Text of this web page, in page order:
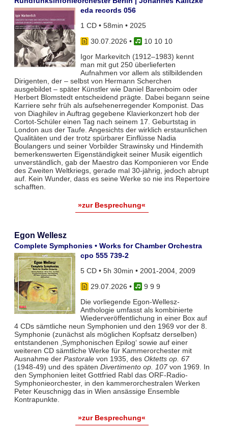
eda records 056
1 CD • 58min • 2025
30.07.2026 •
10 10 10
Igor Markevitch (1912–1983) kennt
man mit gut 250 überlieferten
Aufnahmen vor allem als stilbildenden
Dirigenten, der – selbst von Hermann Scherchen
ausgebildet – später Künstler wie Daniel Barenboim oder
Herbert Blomstedt entscheidend prägte. Dabei begann seine
Karriere sehr früh als aufsehenerregender Komponist. Das
von Diaghilev in Auftrag gegebene Klavierkonzert hob der
Cortot-Schüler einen Tag nach seinem 17. Geburtstag in
London aus der Taufe. Angesichts der wirklich erstaunlichen
Qualitäten und der trotz spürbarer Einflüsse Nadia
Boulangers und seiner Vorbilder Strawinsky und Hindemith
bemerkenswerten Eigenständigkeit seiner Musik eigentlich
unverständlich, gab der Maestro das Komponieren vor Ende
des Zweiten Weltkriegs, gerade mal 30-jährig, jedoch abrupt
auf. Kein Wunder, dass es seine Werke so nie ins Repertoire
schafften.
»zur Besprechung«
Egon Wellesz
Complete Symphonies • Works for Chamber Orchestra
cpo 555 739-2
5 CD • 5h 30min • 2001-2004, 2009
29.07.2026 •
9 9 9
Die vorliegende Egon-Wellesz-
Anthologie umfasst als kombinierte
Wiederveröffentlichung in einer Box auf
4 CDs sämtliche neun Symphonien und den 1969 vor der 8.
Symphonie (zunächst als möglichen Kopfsatz derselben)
entstandenen ‚Symphonischen Epilog‘ sowie auf einer
weiteren CD sämtliche Werke für Kammerorchester mit
Ausnahme der Pastoralevon 1935, des Oktetts op. 67
(1948-49) und des späten Divertimento op. 107von 1969. In
den Symphonien leitet Gottfried Rabl das ORF-Radio-
Symphonieorchester, in den kammerorchestralen Werken
Peter Keuschnigg das in Wien ansässige Ensemble
Kontrapunkte.
»zur Besprechung«